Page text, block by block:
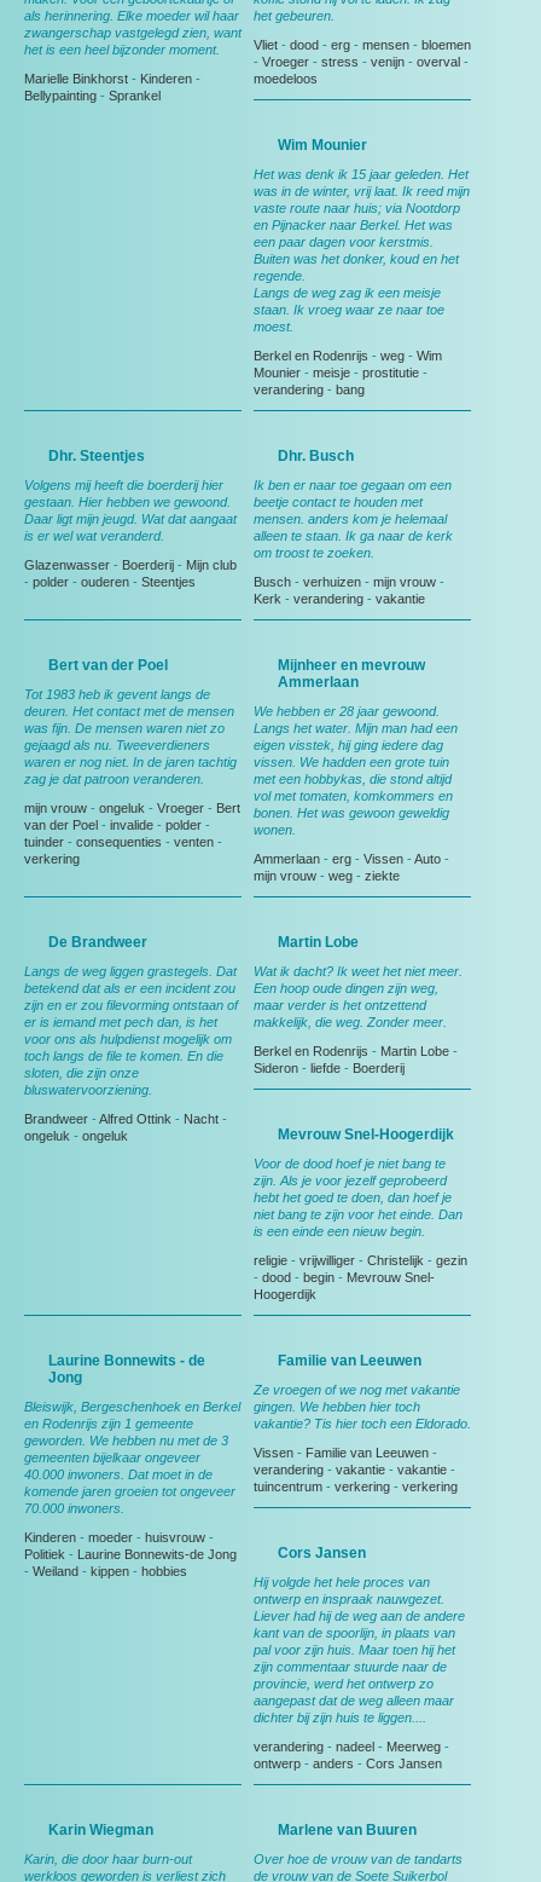
als herinnering. Elke moeder wil haar
zwangerschap vastgelegd zien, want
het is een heel bijzonder moment.
Marielle Binkhorst - Kinderen -
Bellypainting - Sprankel
het gebeuren.
Vliet - dood - erg - mensen - bloemen
- Vroeger - stress - venijn - overval -
moedeloos
Wim Mounier
Het was denk ik 15 jaar geleden. Het
was in de winter, vrij laat. Ik reed mijn
vaste route naar huis; via Nootdorp
en Pijnacker naar Berkel. Het was
een paar dagen voor kerstmis.
Buiten was het donker, koud en het
regende.
Langs de weg zag ik een meisje
staan. Ik vroeg waar ze naar toe
moest.
Berkel en Rodenrijs - weg - Wim
Mounier - meisje - prostitutie -
verandering - bang
Dhr. Steentjes
Volgens mij heeft die boerderij hier
gestaan. Hier hebben we gewoond.
Daar ligt mijn jeugd. Wat dat aangaat
is er wel wat veranderd.
Glazenwasser - Boerderij - Mijn club
- polder - ouderen - Steentjes
Dhr. Busch
Ik ben er naar toe gegaan om een
beetje contact te houden met
mensen. anders kom je helemaal
alleen te staan. Ik ga naar de kerk
om troost te zoeken.
Busch - verhuizen - mijn vrouw -
Kerk - verandering - vakantie
Bert van der Poel
Tot 1983 heb ik gevent langs de
deuren. Het contact met de mensen
was fijn. De mensen waren niet zo
gejaagd als nu. Tweeverdieners
waren er nog niet. In de jaren tachtig
zag je dat patroon veranderen.
mijn vrouw - ongeluk - Vroeger - Bert
van der Poel - invalide - polder -
tuinder - consequenties - venten -
verkering
Mijnheer en mevrouw
Ammerlaan
We hebben er 28 jaar gewoond.
Langs het water. Mijn man had een
eigen visstek, hij ging iedere dag
vissen. We hadden een grote tuin
met een hobbykas, die stond altijd
vol met tomaten, komkommers en
bonen. Het was gewoon geweldig
wonen.
Ammerlaan - erg - Vissen -Auto -
mijn vrouw - weg - ziekte
De Brandweer
Langs de weg liggen grastegels. Dat
betekend dat als er een incident zou
zijn en er zou filevorming ontstaan of
er is iemand met pech dan, is het
voor ons als hulpdienst mogelijk om
toch langs de file te komen. En die
sloten, die zijn onze
bluswatervoorziening.
Brandweer - Alfred Ottink - Nacht -
ongeluk - ongeluk
Martin Lobe
Wat ik dacht? Ik weet het niet meer.
Een hoop oude dingen zijn weg,
maar verder is het ontzettend
makkelijk, die weg. Zonder meer.
Berkel en Rodenrijs - Martin Lobe -
Sideron - liefde - Boerderij
Mevrouw Snel-Hoogerdijk
Voor de dood hoef je niet bang te
zijn. Als je voor jezelf geprobeerd
hebt het goed te doen, dan hoef je
niet bang te zijn voor het einde. Dan
is een einde een nieuw begin.
religie - vrijwilliger - Christelijk - gezin
- dood - begin - Mevrouw Snel-
Hoogerdijk
Laurine Bonnewits - de
Jong
Bleiswijk, Bergeschenhoek en Berkel
en Rodenrijs zijn 1 gemeente
geworden. We hebben nu met de 3
gemeenten bijelkaar ongeveer
40.000 inwoners. Dat moet in de
komende jaren groeien tot ongeveer
70.000 inwoners.
Kinderen - moeder - huisvrouw -
Politiek - Laurine Bonnewits-de Jong
- Weiland - kippen - hobbies
Familie van Leeuwen
Ze vroegen of we nog met vakantie
gingen. We hebben hier toch
vakantie? Tis hier toch een Eldorado.
Vissen - Familie van Leeuwen -
verandering - vakantie - vakantie -
tuincentrum - verkering - verkering
Cors Jansen
Hij volgde het hele proces van
ontwerp en inspraak nauwgezet.
Liever had hij de weg aan de andere
kant van de spoorlijn, in plaats van
pal voor zijn huis. Maar toen hij het
zijn commentaar stuurde naar de
provincie, werd het ontwerp zo
aangepast dat de weg alleen maar
dichter bij zijn huis te liggen....
verandering - nadeel - Meerweg -
ontwerp - anders - Cors Jansen
Karin Wiegman
Karin, die door haar burn-out
werkloos geworden is verliest zich
Marlene van Buuren
Over hoe de vrouw van de tandarts
de vrouw van de Soete Suikerbol